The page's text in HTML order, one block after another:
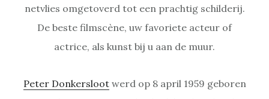
netvlies omgetoverd tot een prachtig schilderij.
De beste filmscène, uw favoriete acteur of
actrice, als kunst bij u aan de muur.
Peter Donkerslootwerd op 8 april 1959 geboren